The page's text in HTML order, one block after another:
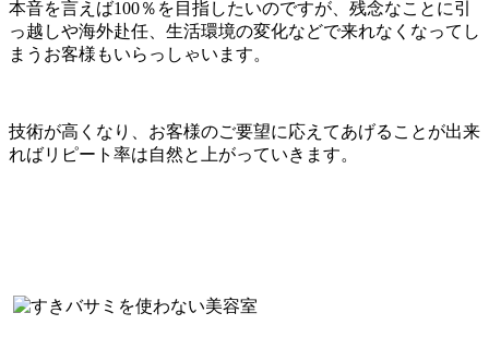
本音を言えば100％を目指したいのですが、残念なことに引
っ越しや海外赴任、生活環境の変化などで来れなくなってし
まうお客様もいらっしゃいます。
技術が高くなり、お客様のご要望に応えてあげることが出来
ればリピート率は自然と上がっていきます。